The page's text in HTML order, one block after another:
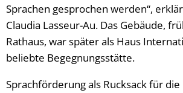
Sprachen gesprochen werden“,
Claudia Lasseur-Au. Das Gebäude,
Rathaus, war später als Haus
beliebte Begegnungsstätte.
Sprachförderung als Rucksack für die